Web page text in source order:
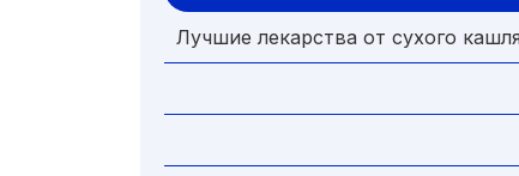
Лучшие лекарства от сухого